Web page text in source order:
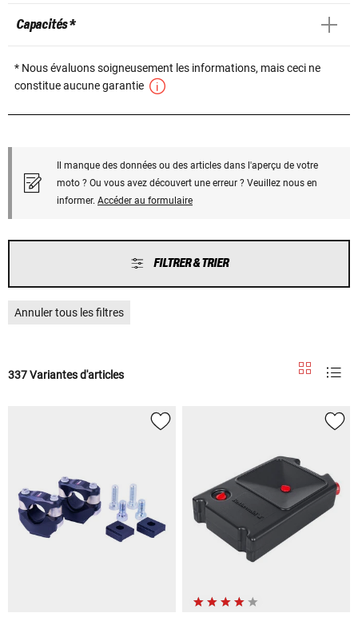
Capacités *
* Nous évaluons soigneusement les informations, mais ceci ne
constitue aucune garantie
Il manque des données ou des articles dans l'aperçu de votre
moto ? Ou vous avez découvert une erreur ? Veuillez nous en
informer. Accéder au formulaire
FILTRER & TRIER
Annuler tous les filtres
337 Variantes d'articles